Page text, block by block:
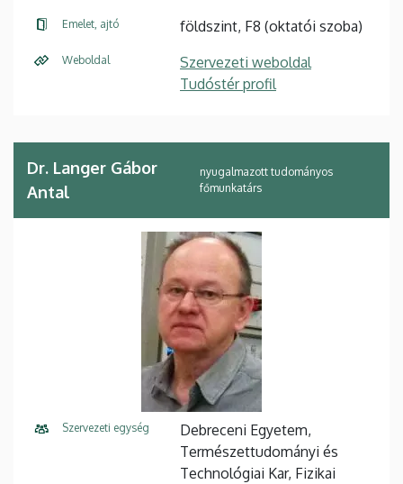
Emelet, ajtó földszint, F8 (oktatói szoba)
Weboldal
Szervezeti weboldal
Tudóstér profil
Dr. Langer Gábor
Antal
nyugalmazott tudományos
főmunkatárs
Szervezeti egység
Debreceni Egyetem,
Természettudományi és
Technológiai Kar, Fizikai